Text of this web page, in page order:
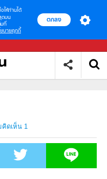
อให้ท่านได้
ดบน
มที่
ยบายคุกกี้
ตกลง
ดเห็น 1